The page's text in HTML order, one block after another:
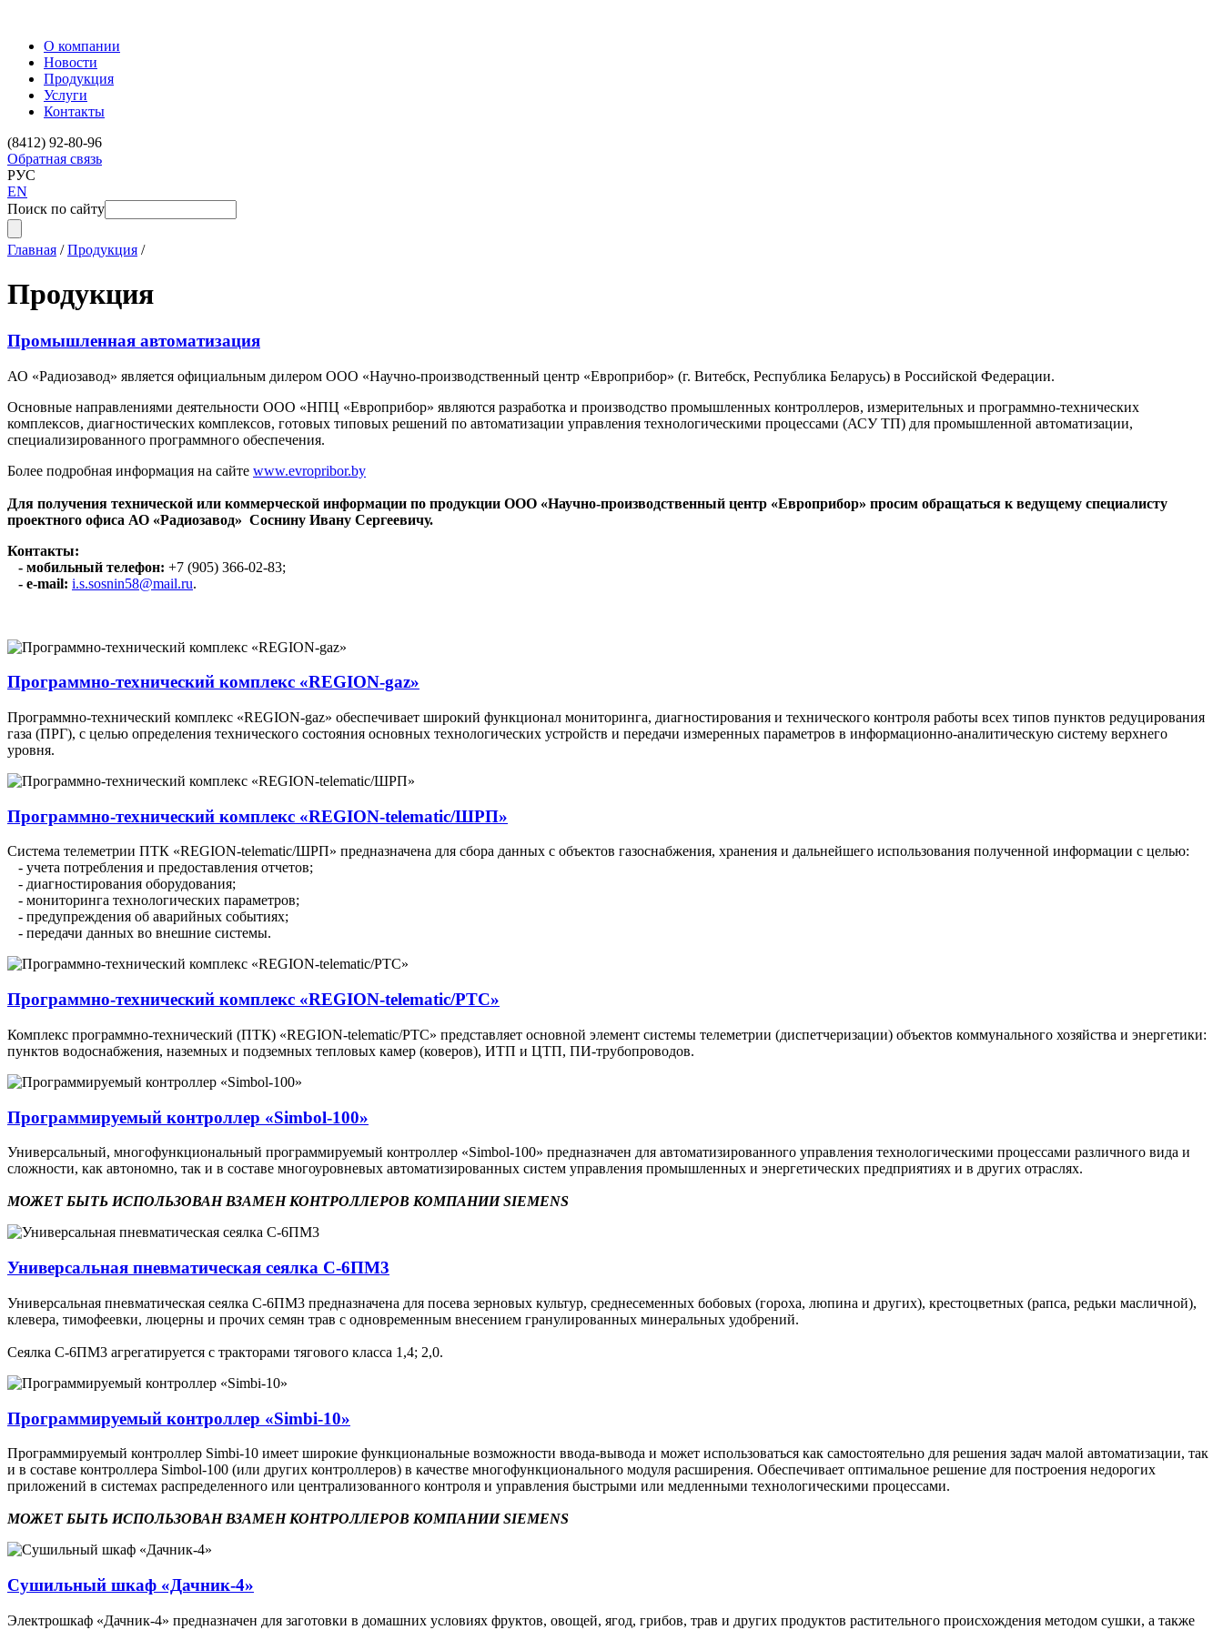
О компании
Новости
Продукция
Услуги
Контакты
(8412) 92-80-96
Обратная связь
РУС
EN
Поиск по сайту
Главная /Продукция /
Продукция
Промышленная автоматизация
АО «Радиозавод» является официальным дилером ООО «Научно-производственный центр «Европрибор» (г. Витебск, Республика Беларусь) в Российской Федерации.
Основные направлениями деятельности ООО «НПЦ «Европрибор» являются разработка и производство промышленных контроллеров, измерительных и программно-технических
комплексов, диагностических комплексов, готовых типовых решений по автоматизации управления технологическими процессами (АСУ ТП) для промышленной автоматизации,
специализированного программного обеспечения.
Более подробная информация на сайте www.evropribor.by
Для получения технической или коммерческой информации по продукции ООО «Научно-производственный центр «Европрибор» просим обращаться к ведущему специалисту
проектного офиса АО «Радиозавод» Соснину Ивану Сергеевичу.
Контакты:
- мобильный телефон: +7 (905) 366-02-83;
- e-mail: i.s.sosnin58@mail.ru.
Программно-технический комплекс «REGION-gaz»
Программно-технический комплекс «REGION-gaz» обеспечивает широкий функционал мониторинга, диагностирования и технического контроля работы всех типов пунктов редуцирования
газа (ПРГ), с целью определения технического состояния основных технологических устройств и передачи измеренных параметров в информационно-аналитическую систему верхнего
уровня.
Программно-технический комплекс «REGION-telematic/ШРП»
Система телеметрии ПТК «REGION-telematic/ШРП» предназначена для сбора данных с объектов газоснабжения, хранения и дальнейшего использования полученной информации с целью:
- учета потребления и предоставления отчетов;
- диагностирования оборудования;
- мониторинга технологических параметров;
- предупреждения об аварийных событиях;
- передачи данных во внешние системы.
Программно-технический комплекс «REGION-telematic/РТС»
Комплекс программно-технический (ПТК) «REGION-telematic/РТС» представляет основной элемент системы телеметрии (диспетчеризации) объектов коммунального хозяйства и энергетики:
пунктов водоснабжения, наземных и подземных тепловых камер (коверов), ИТП и ЦТП, ПИ-трубопроводов.
Программируемый контроллер «Simbol-100»
Универсальный, многофункциональный программируемый контроллер «Simbol-100» предназначен для автоматизированного управления технологическими процессами различного вида и
сложности, как автономно, так и в составе многоуровневых автоматизированных систем управления промышленных и энергетических предприятиях и в других отраслях.
МОЖЕТ БЫТЬ ИСПОЛЬЗОВАН ВЗАМЕН КОНТРОЛЛЕРОВ КОМПАНИИ SIEMENS
Универсальная пневматическая сеялка С-6ПМ3
Универсальная пневматическая сеялка С-6ПМ3 предназначена для посева зерновых культур, среднесеменных бобовых (гороха, люпина и других), крестоцветных (рапса, редьки масличной),
клевера, тимофеевки, люцерны и прочих семян трав с одновременным внесением гранулированных минеральных удобрений.
Сеялка С-6ПМ3 агрегатируется с тракторами тягового класса 1,4; 2,0.
Программируемый контроллер «Simbi-10»
Программируемый контроллер Simbi-10 имеет широкие функциональные возможности ввода-вывода и может использоваться как самостоятельно для решения задач малой автоматизации, так
и в составе контроллера Simbol-100 (или других контроллеров) в качестве многофункционального модуля расширения. Обеспечивает оптимальное решение для построения недорогих
приложений в системах распределенного или централизованного контроля и управления быстрыми или медленными технологическими процессами.
МОЖЕТ БЫТЬ ИСПОЛЬЗОВАН ВЗАМЕН КОНТРОЛЛЕРОВ КОМПАНИИ SIEMENS
Сушильный шкаф «Дачник-4»
Электрошкаф «Дачник-4» предназначен для заготовки в домашних условиях фруктов, овощей, ягод, грибов, трав и других продуктов растительного происхождения методом сушки, а также